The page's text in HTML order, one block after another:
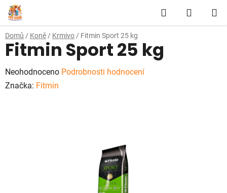
Přejít
na
obsah
Hledat
KOŠÍK
Domů / Koně / Krmivo / Fitmin Sport 25 kg
Fitmin Sport 25 kg
Průměrné
hodnocení
Neohodnoceno Podrobnosti hodnocení
Značka: Fitmin